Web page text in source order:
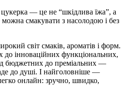
цукерка — це не “шкідлива їжа”, а
смакувати з насолодою і без
світ смаків, ароматів і форм.
інноваційних функціональних,
бюджетних до преміальних —
до душі. І найголовніше —
онлайн: зручно, швидко,